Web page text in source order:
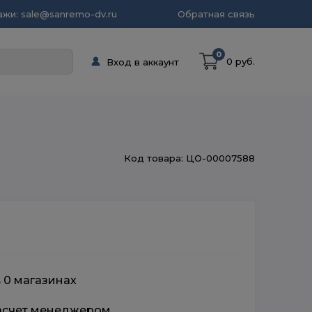
sale@sanremo-dv.ru Обратная связь
Вход в аккаунт
0
0 руб.
Код товара: ЦО-00007588
магазинах